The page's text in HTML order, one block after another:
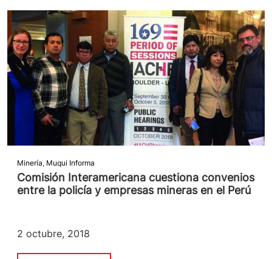
Minería, Muqui Informa
Comisión Interamericana cuestiona convenios
entre la policía y empresas mineras en el Perú
2 octubre, 2018